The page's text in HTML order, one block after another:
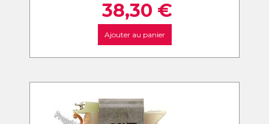
38,30 €
Ajouter au panier